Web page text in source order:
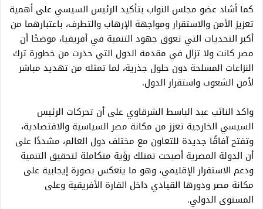
كما أشاد عضو مجلس النواب بتأكيد الرئيس السيسي على أهمية
تعزيز الأمن والاستقرار ومواجهة الإرهاب والتطرف، باعتبارهما من
أكبر التحديات التي تعوق جهود التنمية في أفريقيا، موضحًا أن
مصر كانت ولا تزال في مقدمة الدول التي حذرت من خطورة ترك
النزاعات المسلحة دون حلول جذرية، لما تمثله من تهديد مباشر
لأمن الشعوب واستقرار الدول.
واكد النائب عبد الباسط الشرقاوي على أن تحركات الرئيس
السيسي الخارجية تعزز من مكانة مصر السياسية والاقتصادية،
وتفتح آفاقًا جديدة للتعاون مع مختلف دول العالم، مشددًا على
أن الدولة المصرية أصبحت تمتلك رؤية متكاملة لتحقيق التنمية
ودعم الاستقرار الإقليمي، وهو ما ينعكس بصورة إيجابية على
مكانة مصر ودورها القيادي داخل القارة الأفريقية وعلى
المستوى الدولي.